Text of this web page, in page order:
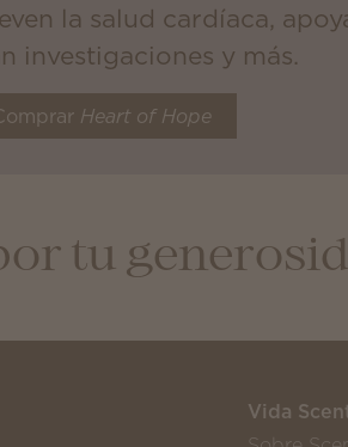
la salud cardíaca,
investigaciones y más.
Heart of Hope
tu
Vida